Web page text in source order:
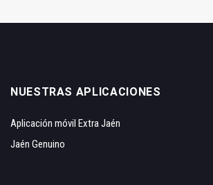
NUESTRAS APLICACIONES
Aplicación móvil Extra Jaén
Jaén Genuino